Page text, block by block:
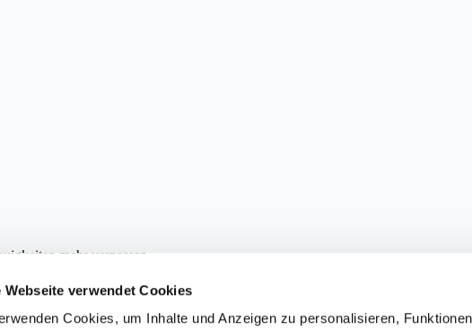
Webseite verwendet Cookies
Cookies, um Inhalte und Anzeigen zu personalisieren,
mehr verpassen.